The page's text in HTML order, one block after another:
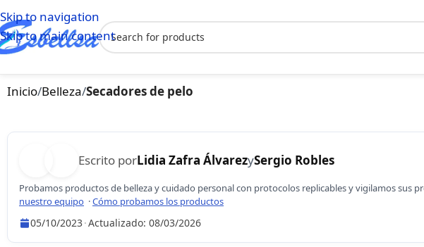
Skip to navigation
Skip to main content
Inicio/Belleza/Secadores de pelo
Escrito porLidia Zafra ÁlvarezySergio Robles
Probamos productos de belleza y cuidado personal con protocolos replicables y vigilamos sus
nuestro equipo ·Cómo probamos los productos
05/10/2023·Actualizado: 08/03/2026